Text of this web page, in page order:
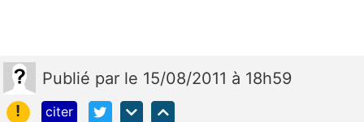
Publié par le 15/08/2011 à 18h59
!
citer